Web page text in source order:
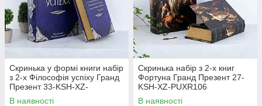
Скринька у формі книги набір
з 2-х Філософія успіху Гранд
Презент 33-KSH-XZ-
PUXR102
В наявності
Скринька набір з 2-х книг
Фортуна Гранд Презент 27-
KSH-XZ-PUXR106
В наявності